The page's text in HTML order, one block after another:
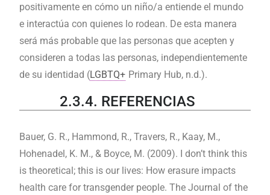
positivamente en cómo un niño/a entiende el mundo
e interactúa con quienes lo rodean. De esta manera
será más probable que las personas que acepten y
consideren a todas las personas, independientemente
de su identidad (LGBTQ+ Primary Hub, n.d.).
2.3.4. REFERENCIAS
Bauer, G. R., Hammond, R., Travers, R., Kaay, M.,
Hohenadel, K. M., & Boyce, M. (2009). I don’t think this
is theoretical; this is our lives: How erasure impacts
health care for transgender people. The Journal of the